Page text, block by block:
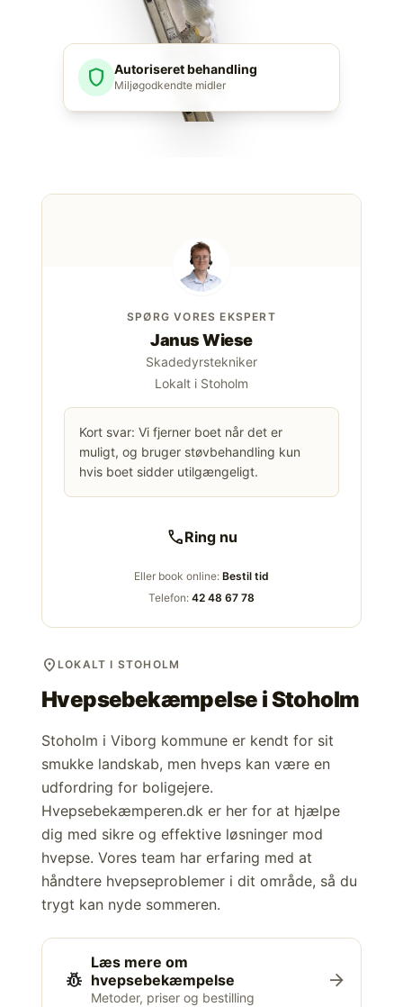
shield Autoriseret behandling
Miljøgodkendte midler
SPØRG VORES EKSPERT
Janus Wiese
Skadedyrstekniker
Lokalt i Stoholm
Kort svar: Vi fjerner boet når det er
muligt, og bruger støvbehandling kun
hvis boet sidder utilgængeligt.
callRing nu
Eller book online: Bestil tid
Telefon: 42 48 67 78
location_on LOKALT I STOHOLM
Hvepsebekæmpelse iStoholm
Stoholm i Viborg kommune er kendt for sit
smukke landskab, men hveps kan være en
udfordring for boligejere.
Hvepsebekæmperen.dk er her for at hjælpe
dig med sikre og effektive løsninger mod
hvepse. Vores team har erfaring med at
håndtere hvepseproblemer i dit område, så du
trygt kan nyde sommeren.
pest_control
Læs mere om
hvepsebekæmpelse
Metoder, priser og bestilling
arrow_forward